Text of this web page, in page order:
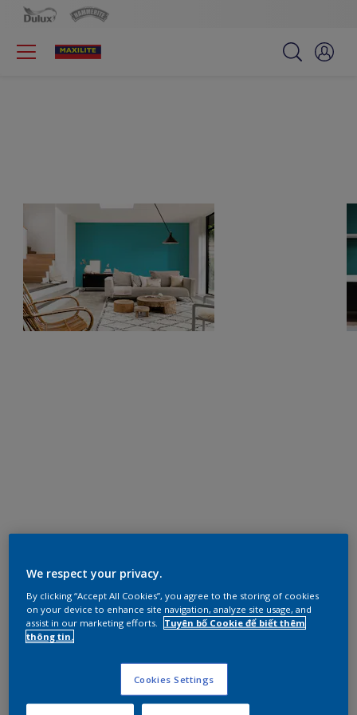
We respect your privacy.
By clicking “Accept All Cookies”, you agree to the storing of cookies
on your device to enhance site navigation, analyze site usage, and
assist in our marketing efforts.
Tuyên bố Cookie để biết thêm
thông tin.
Cookies Settings